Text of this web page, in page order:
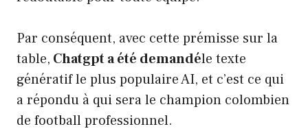
Par conséquent, avec cette prémisse sur la
table, Chatgpt a été demandéle texte
génératif le plus populaire AI, et c’est ce qui
a répondu à qui sera le champion colombien
de football professionnel.